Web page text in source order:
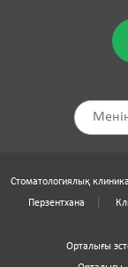
Стоматологиялық
Перзентхана
Орталығы